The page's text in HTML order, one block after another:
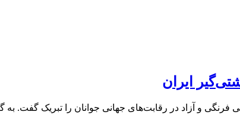
ایران
و آزاد در رقابت‌های جهانی جوانان را تبریک گفت. به